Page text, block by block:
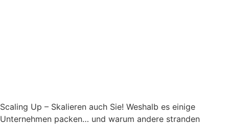
Scaling Up – Skalieren auch Sie! Weshalb es einige
Unternehmen packen… und warum andere stranden